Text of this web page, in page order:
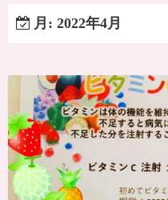
月: 2022年4月